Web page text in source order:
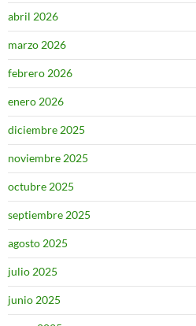
abril 2026
marzo 2026
febrero 2026
enero 2026
diciembre 2025
noviembre 2025
octubre 2025
septiembre 2025
agosto 2025
julio 2025
junio 2025